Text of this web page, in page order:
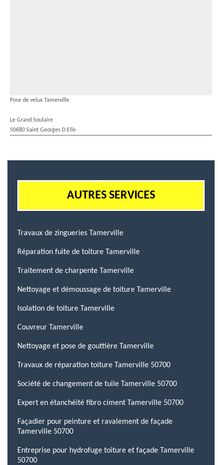
Pose de velux Tamerville
Le Grand Soulaire
50680 Saint Georges D Elle
AUTRES SERVICES
Travaux de zingueries Tamerville
Réparation fuite de toiture Tamerville
Traitement de charpente Tamerville
Nettoyage et démoussage de toiture Tamerville
Isolation de toiture Tamerville
Couvreur Tamerville
Nettoyage et pose de gouttière Tamerville
Travaux de réparation toiture Tamerville 50700
Société de changement de tuile Tamerville 50700
Expert en étanchéité fibro ciment Tamerville 50700
Façadier pour peinture et ravalement de façade
Tamerville 50700
Entreprise pour hydrofuge toiture et façade Tamerville
50700